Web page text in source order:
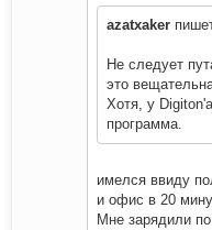
azatxaker
Не следует
это
Хотя, у
программа.
имелся ввиду
и офис в 20
Мне зарядили